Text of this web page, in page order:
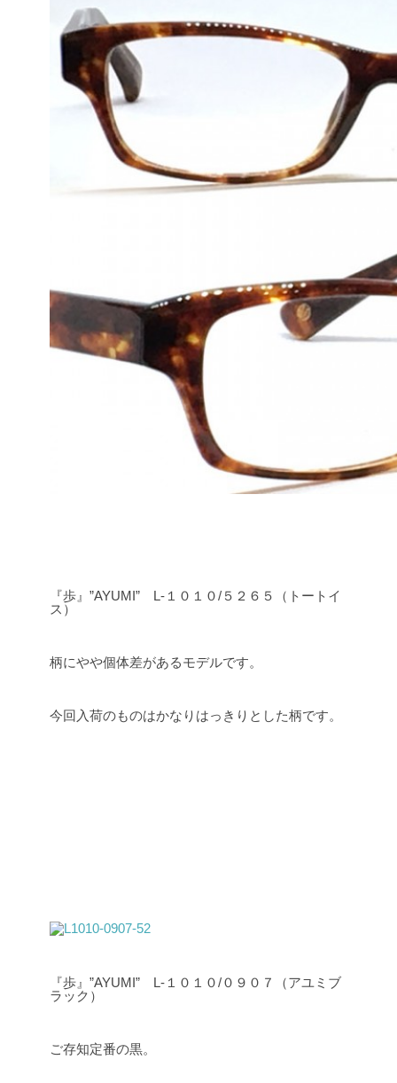
『歩』”AYUMI” L-１０１０/５２６５（トートイ
ス）
柄にやや個体差があるモデルです。
今回入荷のものはかなりはっきりとした柄です。
『歩』”AYUMI” L-１０１０/０９０７（アユミブ
ラック）
ご存知定番の黒。